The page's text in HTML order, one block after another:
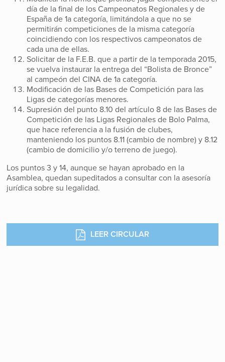
día de la final de los Campeonatos Regionales y de
España de 1a categoría, limitándola a que no se
permitirán competiciones de la misma categoría
coincidiendo con los respectivos campeonatos de
cada una de ellas.
Solicitar de la F.E.B. que a partir de la temporada 2015,
se vuelva instaurar la entrega del “Bolista de Bronce”
al campeón del CINA de 1a categoría.
Modificación de las Bases de Competición para las
Ligas de categorías menores.
Supresión del punto 8.10 del artículo 8 de las Bases de
Competición de las Ligas Regionales de Bolo Palma,
que hace referencia a la fusión de clubes,
manteniendo los puntos 8.11 (cambio de nombre) y 8.12
(cambio de domicilio y/o terreno de juego).
Los puntos 3 y 14, aunque se hayan aprobado en la
Asamblea, quedan supeditados a consultar con la asesoría
jurídica sobre su legalidad.
LEER CIRCULAR